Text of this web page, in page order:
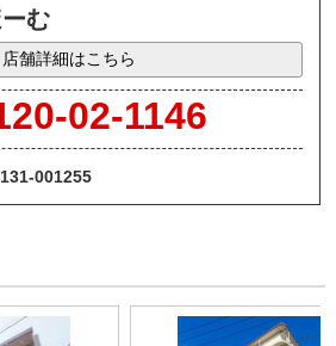
む
店舗詳細はこちら
02-1146
001255